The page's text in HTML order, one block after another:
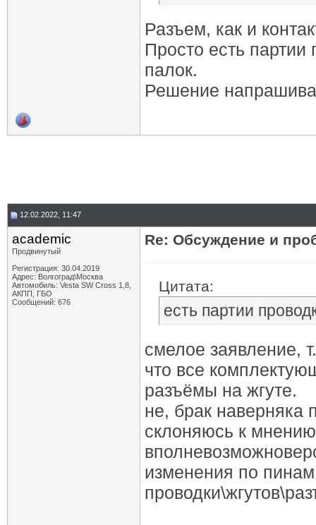
Разъем, как и
Просто есть
палок.
Решение
12.02.2022, 11:47
academic
Продвинутый
Регистрация: 30.04.2019
Адрес: Волгоград\Москва
Автомобиль: Vesta SW Cross 1,8,
АКПП, ГБО
Сообщений: 676
Re: Обсуждение и
Цитата:
есть партии
смелое заявление,
что все
разъёмы на жгуте.
не, брак наверняка
склоняюсь к
изменения по